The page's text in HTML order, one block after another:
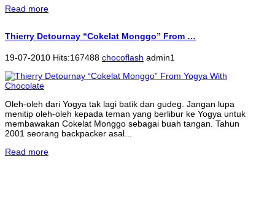
Read more
Thierry Detournay “Cokelat Monggo” From …
19-07-2010 Hits:167488 chocoflash admin1
Oleh-oleh dari Yogya tak lagi batik dan gudeg. Jangan lupa
menitip oleh-oleh kepada teman yang berlibur ke Yogya untuk
membawakan Cokelat Monggo sebagai buah tangan. Tahun
2001 seorang backpacker asal...
Read more